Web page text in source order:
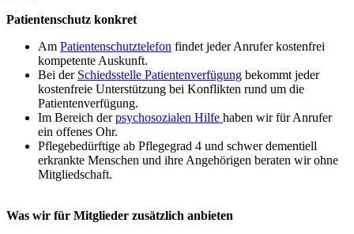
Patientenschutz konkret
Am Patientenschutztelefon findet jeder Anrufer kostenfrei
kompetente Auskunft.
Bei der Schiedsstelle Patientenverfügung bekommt jeder
kostenfreie Unterstützung bei Konflikten rund um die
Patientenverfügung.
Im Bereich derpsychosozialen Hilfe haben wir für Anrufer
ein offenes Ohr.
Pflegebedürftige ab Pflegegrad 4 und schwer dementiell
erkrankte Menschen und ihre Angehörigen beraten wir ohne
Mitgliedschaft.
Was wir für Mitglieder zusätzlich anbieten